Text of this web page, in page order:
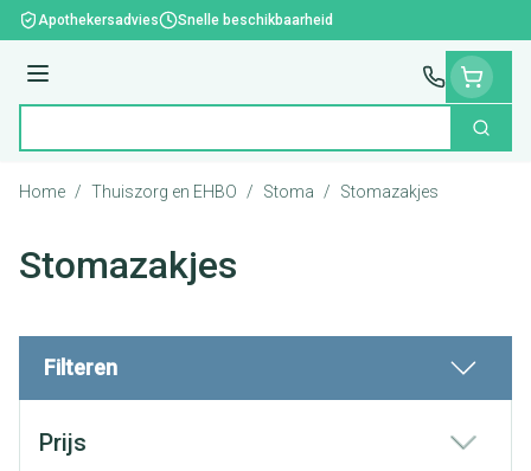
Ga naar de inhoud
Apothekersadvies Snelle beschikbaarheid
Menu
Zoek
Home / Thuiszorg en EHBO / Stoma / Stomazakjes
Stomazakjes
Filteren
Prijs